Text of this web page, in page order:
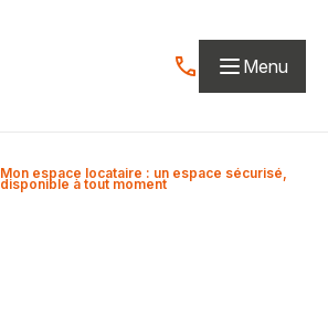
Contactez-nous
Menu
Mon espace locataire : un espace sécurisé,
disponible à tout moment